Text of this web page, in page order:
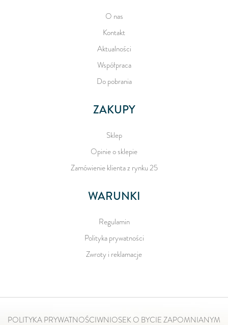
O nas
Kontakt
Aktualności
Współpraca
Do pobrania
ZAKUPY
Sklep
Opinie o sklepie
Zamówienie klienta z rynku 25
WARUNKI
Regulamin
Polityka prywatności
Zwroty i reklamacje
POLITYKA PRYWATNOŚCIWNIOSEK O BYCIE ZAPOMNIANYM